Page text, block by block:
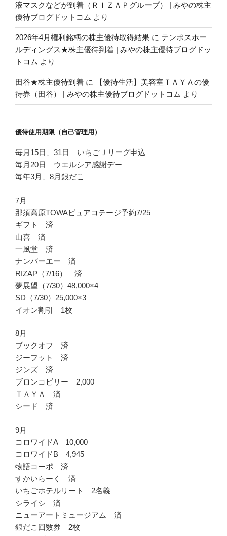
液マスクなどが到着（ＲＩＺＡＰグループ） | みやの株主
優待ブログドットコム より
2026年4月権利銘柄の株主優待取得結果 に テンポスホー
ルディングス★株主優待到着 | みやの株主優待ブログドッ
トコム より
田谷★株主優待到着 に
【優待生活】美容室ＴＡＹＡの優
待券（田谷） | みやの株主優待ブログドットコム より
優待使用期限（自己管理用）
毎月15日、31日 いちごＪリーグ申込
毎月20日 ウエルシア感謝デー
毎年3月、8月銀だこ
7月
那須高原TOWAピュアコテージ予約7/25
ギフト 済
山喜 済
一風堂 済
ナンバーエー 済
RIZAP（7/16） 済
夢展望（7/30）48,000×4
SD（7/30）25,000×3
イオン割引 1枚
8月
ブックオフ 済
ジーフット 済
ジンズ 済
ブロンコビリー 2,000
ＴＡＹＡ 済
シード 済
9月
コロワイドA 10,000
コロワイドB 4,945
物語コーポ 済
すかいらーく 済
いちごホテルリート 2名義
シライシ 済
ニューアートミュージアム 済
銀だこ回数券 2枚